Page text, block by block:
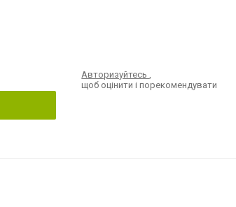
Авторизуйтесь,
щоб оцінити і порекомендувати